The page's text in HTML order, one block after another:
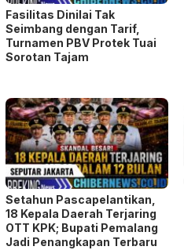
Fasilitas Dinilai Tak
Seimbang dengan Tarif,
Turnamen PBV Protek Tuai
Sorotan Tajam
Setahun Pascapelantikan,
18 Kepala Daerah Terjaring
OTT KPK; Bupati Pemalang
Jadi Penangkapan Terbaru